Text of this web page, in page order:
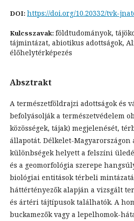
DOI: https://doi.org/10.20332/tvk-
Kulcsszavak: földtudományok,
tájmintázat, abiotikus adottságok,
élőhelytérképezés
Absztrakt
A természetföldrajzi adottságok és
befolyásolják a természetvédelem
közösségek, tájak) megjelenését,
állapotát. Délkelet-
különbségek helyett a felszíni
és a geomorfológia szerepe
biológiai entitások térbeli
háttértényezők alapján a vizsgált
és ártéri tájtípusok találhatók. A
buckamezők vagy a lepelhomok-